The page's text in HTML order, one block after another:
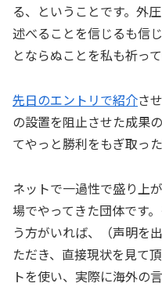
る、ということです。外
述べることを信じるも信
とならぬことを私も祈って
先日のエントリで紹介さ
の設置を阻止させた成果
てやっと勝利をもぎ取った
ネットで一過性で盛り上
場でやってきた団体です
う方がいれば、（声明を
ただき、直接現状を見て
トを使い、実際に海外の